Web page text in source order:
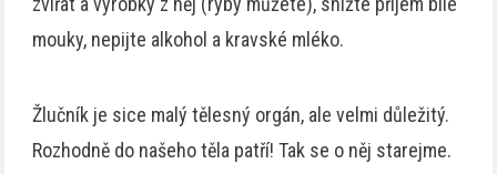
mouky, nepijte alkohol a kravské mléko.
Žlučník je sice malý tělesný orgán, ale velmi důležitý.
Rozhodně do našeho těla patří! Tak se o něj starejme.